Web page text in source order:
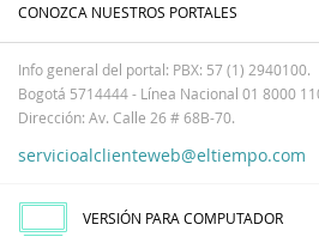
CONOZCA NUESTROS PORTALES
Info general del portal: PBX: 57 (1) 2940100.
Bogotá 5714444 - Línea Nacional 01 8000
Dirección: Av. Calle 26 # 68B-70.
servicioalclienteweb@eltiempo.com
VERSIÓN PARA COMPUTADOR